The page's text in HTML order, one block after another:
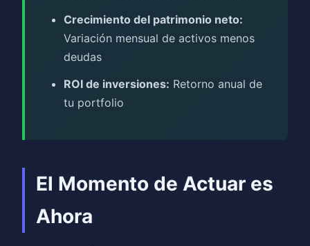
Crecimiento del patrimonio neto:
Variación mensual de activos menos
deudas
ROI de inversiones: Retorno anual de
tu portfolio
El Momento de Actuar es
Ahora